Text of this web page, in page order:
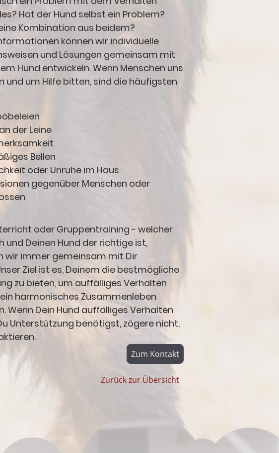
Hat der Hund selbst ein Problem?
Kombination aus beidem?
können wir individuelle
und Lösungen gemeinsam mit
Hund entwickeln. Wenn Menschen uns
und um Hilfe bitten, sind die häufigsten
der Leine
Bellen
oder Unruhe im Haus
gegenüber Menschen oder
oder Gruppentraining - welcher
und Deinen Hund der richtige ist,
wir immer gemeinsam mit Dir
Ziel ist es, Deinem die bestmögliche
zu bieten, um auffälliges Verhalten
harmonisches Zusammenleben
Wenn Dein Hund auffälliges Verhalten
Unterstützung benötigst, zögere nicht,
Zurück zur Übersicht
Zum Kontakt